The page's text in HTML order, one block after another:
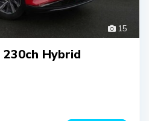
15
230ch Hybrid